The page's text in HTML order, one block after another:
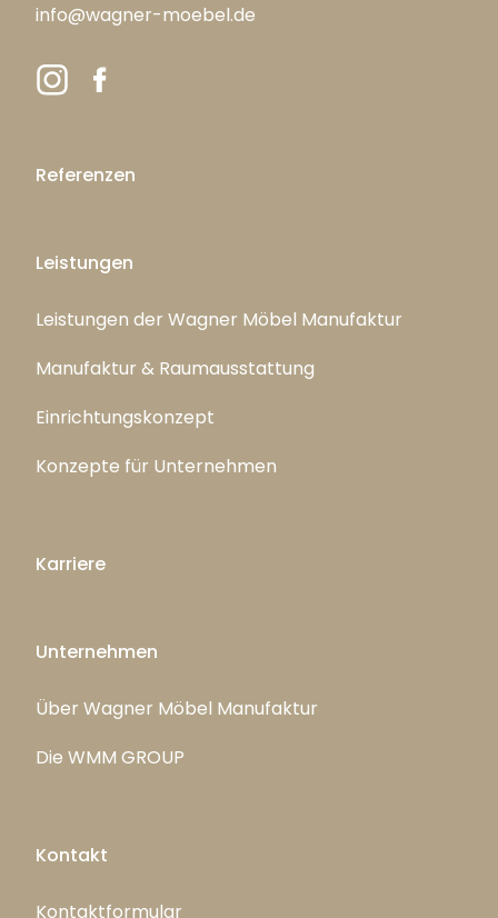
info@wagner-moebel.de
Referenzen
Leistungen
Leistungen der Wagner Möbel Manufaktur
Manufaktur & Raumausstattung
Einrichtungskonzept
Konzepte für Unternehmen
Karriere
Unternehmen
Über Wagner Möbel Manufaktur
Die WMM GROUP
Kontakt
Kontaktformular